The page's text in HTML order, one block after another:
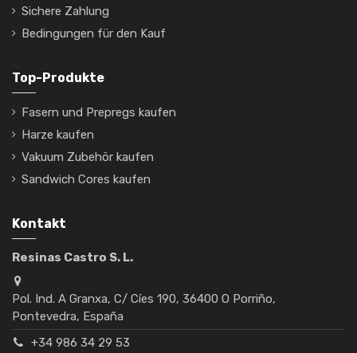
Sichere Zahlung
Bedingungen für den Kauf
Top-Produkte
Fasern und Prepregs kaufen
Harze kaufen
Vakuum Zubehör kaufen
Sandwich Cores kaufen
Kontakt
Resinas Castro S. L.
Pol. Ind. A Granxa, C/ Cíes 190, 36400 O Porriño,
Pontevedra, España
+34 986 34 29 53